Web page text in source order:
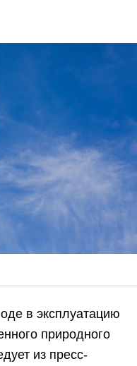
в эксплуатацию
природного
из пресс-